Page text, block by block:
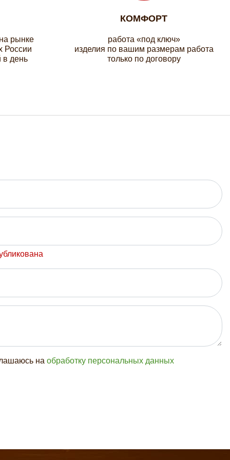
рынке
России
в день
КОМФОРТ
работа «под ключ»
изделия по вашим размерам работа
только по договору
на обработку персональных данных